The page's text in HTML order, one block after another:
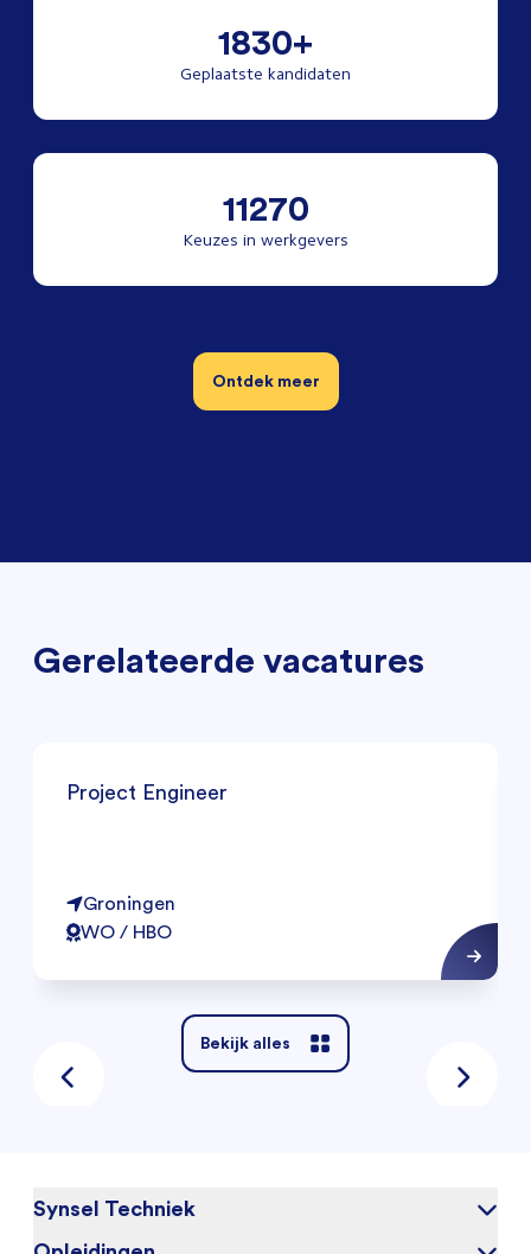
1830+
Geplaatste kandidaten
11270
Keuzes in werkgevers
Ontdek meer
Gerelateerde vacatures
Project Engineer
Groningen
WO / HBO
Bekijk alles
Synsel Techniek